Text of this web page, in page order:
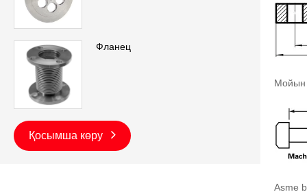
Фланец
Қосымша көру
Мойын
Asme